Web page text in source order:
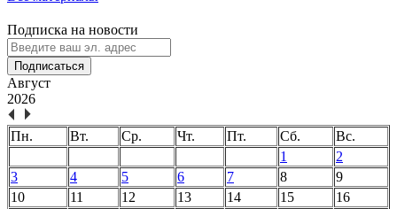
Подписка на новости
Подписаться
Август
2026
Пн. Вт. Ср. Чт. Пт. Сб.
Вс.
1
2
3
4 5 6 7 8
9
10
11 12 13 14 15
16